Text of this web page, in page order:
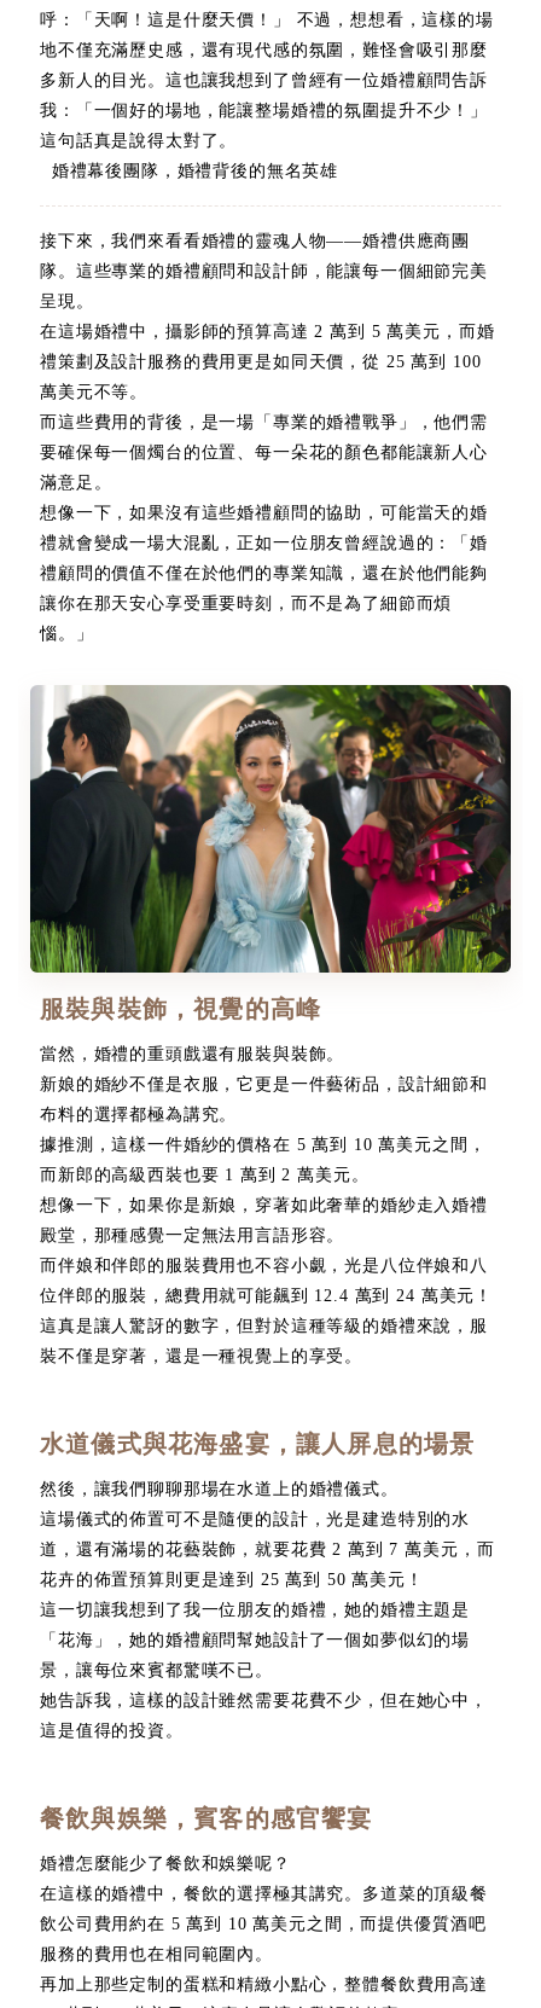
呼：「天啊！這是什麼天價！」 不過，想想看，這樣的場
地不僅充滿歷史感，還有現代感的氛圍，難怪會吸引那麼
多新人的目光。這也讓我想到了曾經有一位婚禮顧問告訴
我：「一個好的場地，能讓整場婚禮的氛圍提升不少！」
這句話真是說得太對了。
婚禮幕後團隊，婚禮背後的無名英雄
接下來，我們來看看婚禮的靈魂人物——婚禮供應商團
隊。這些專業的婚禮顧問和設計師，能讓每一個細節完美
呈現。
在這場婚禮中，攝影師的預算高達 2 萬到 5 萬美元，而婚
禮策劃及設計服務的費用更是如同天價，從 25 萬到 100
萬美元不等。
而這些費用的背後，是一場「專業的婚禮戰爭」，他們需
要確保每一個燭台的位置、每一朵花的顏色都能讓新人心
滿意足。
想像一下，如果沒有這些婚禮顧問的協助，可能當天的婚
禮就會變成一場大混亂，正如一位朋友曾經說過的：「婚
禮顧問的價值不僅在於他們的專業知識，還在於他們能夠
讓你在那天安心享受重要時刻，而不是為了細節而煩
惱。」
服裝與裝飾，視覺的高峰
當然，婚禮的重頭戲還有服裝與裝飾。
新娘的婚紗不僅是衣服，它更是一件藝術品，設計細節和
布料的選擇都極為講究。
據推測，這樣一件婚紗的價格在 5 萬到 10 萬美元之間，
而新郎的高級西裝也要 1 萬到 2 萬美元。
想像一下，如果你是新娘，穿著如此奢華的婚紗走入婚禮
殿堂，那種感覺一定無法用言語形容。
而伴娘和伴郎的服裝費用也不容小覷，光是八位伴娘和八
位伴郎的服裝，總費用就可能飆到 12.4 萬到 24 萬美元！
這真是讓人驚訝的數字，但對於這種等級的婚禮來說，服
裝不僅是穿著，還是一種視覺上的享受。
水道儀式與花海盛宴，讓人屏息的場景
然後，讓我們聊聊那場在水道上的婚禮儀式。
這場儀式的佈置可不是隨便的設計，光是建造特別的水
道，還有滿場的花藝裝飾，就要花費 2 萬到 7 萬美元，而
花卉的佈置預算則更是達到 25 萬到 50 萬美元！
這一切讓我想到了我一位朋友的婚禮，她的婚禮主題是
「花海」，她的婚禮顧問幫她設計了一個如夢似幻的場
景，讓每位來賓都驚嘆不已。
她告訴我，這樣的設計雖然需要花費不少，但在她心中，
這是值得的投資。
餐飲與娛樂，賓客的感官饗宴
婚禮怎麼能少了餐飲和娛樂呢？
在這樣的婚禮中，餐飲的選擇極其講究。多道菜的頂級餐
飲公司費用約在 5 萬到 10 萬美元之間，而提供優質酒吧
服務的費用也在相同範圍內。
再加上那些定制的蛋糕和精緻小點心，整體餐飲費用高達